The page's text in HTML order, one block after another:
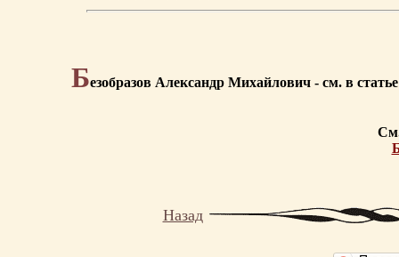
Безобразов Александр Михайлович - см. в
Назад